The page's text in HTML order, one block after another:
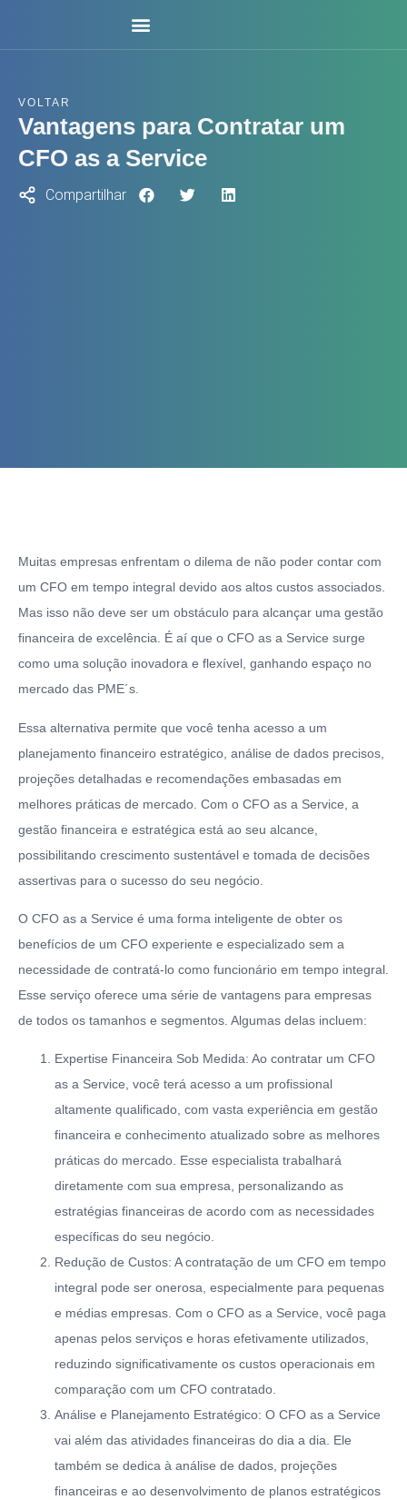
VOLTAR
Vantagens para Contratar um
CFO as a Service
Compartilhar
Muitas empresas enfrentam o dilema de não poder contar com
um CFO em tempo integral devido aos altos custos associados.
Mas isso não deve ser um obstáculo para alcançar uma gestão
financeira de excelência. É aí que o CFO as a Service surge
como uma solução inovadora e flexível, ganhando espaço no
mercado das PME´s.
Essa alternativa permite que você tenha acesso a um
planejamento financeiro estratégico, análise de dados precisos,
projeções detalhadas e recomendações embasadas em
melhores práticas de mercado. Com o CFO as a Service, a
gestão financeira e estratégica está ao seu alcance,
possibilitando crescimento sustentável e tomada de decisões
assertivas para o sucesso do seu negócio.
O CFO as a Service é uma forma inteligente de obter os
benefícios de um CFO experiente e especializado sem a
necessidade de contratá-lo como funcionário em tempo integral.
Esse serviço oferece uma série de vantagens para empresas
de todos os tamanhos e segmentos. Algumas delas incluem:
Expertise Financeira Sob Medida: Ao contratar um CFO
as a Service, você terá acesso a um profissional
altamente qualificado, com vasta experiência em gestão
financeira e conhecimento atualizado sobre as melhores
práticas do mercado. Esse especialista trabalhará
diretamente com sua empresa, personalizando as
estratégias financeiras de acordo com as necessidades
específicas do seu negócio.
Redução de Custos: A contratação de um CFO em tempo
integral pode ser onerosa, especialmente para pequenas
e médias empresas. Com o CFO as a Service, você paga
apenas pelos serviços e horas efetivamente utilizados,
reduzindo significativamente os custos operacionais em
comparação com um CFO contratado.
Análise e Planejamento Estratégico: O CFO as a Service
vai além das atividades financeiras do dia a dia. Ele
também se dedica à análise de dados, projeções
financeiras e ao desenvolvimento de planos estratégicos